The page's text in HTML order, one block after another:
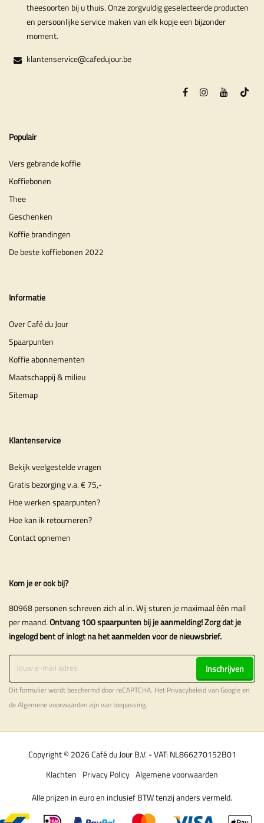
theesoorten bij u thuis. Onze zorgvuldig geselecteerde producten
en persoonlijke service maken van elk kopje een bijzonder
moment.
klantenservice@cafedujour.be
Populair
Vers gebrande koffie
Koffiebonen
Thee
Geschenken
Koffie brandingen
De beste koffiebonen 2022
Informatie
Over Café du Jour
Spaarpunten
Koffie abonnementen
Maatschappij & milieu
Sitemap
Klantenservice
Bekijk veelgestelde vragen
Gratis bezorging v.a. € 75,-
Hoe werken spaarpunten?
Hoe kan ik retourneren?
Contact opnemen
Kom je er ook bij?
80968 personen schreven zich al in. Wij sturen je maximaal één mail
per maand.Ontvang 100 spaarpunten bij je aanmelding! Zorg dat je
ingelogd bent of inlogt na het aanmelden voor de nieuwsbrief.
Inschrijven
Dit formulier wordt beschermd door reCAPTCHA. Het Privacybeleidvan Google en
deAlgemene voorwaardenzijn van toepassing.
Copyright © 2026 Café du Jour B.V. - VAT: NL866270152B01
Algemene voorwaarden
Privacy Policy
Klachten
Alle prijzen in euro en inclusief BTW tenzij anders vermeld.